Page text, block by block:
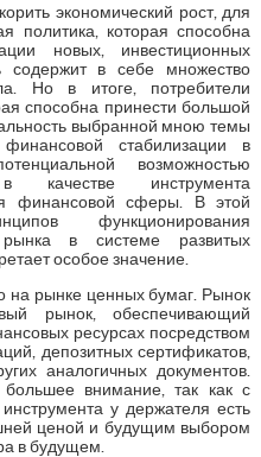
экономический рост, для
политика, которая способна
новых, инвестиционных
содержит в себе множество
Но в итоге, потребители
способна принести большой
выбранной мною темы
финансовой стабилизации в
возможностью
качестве инструмента
финансовой сферы. В этой
функционирования
рынка в системе развитых
особое значение.
рынке ценных бумаг. Рынок
рынок, обеспечивающий
ресурсах посредством
депозитных сертификатов,
аналогичных документов.
внимание, так как с
у держателя есть
ценой и будущим выбором
в будущем.